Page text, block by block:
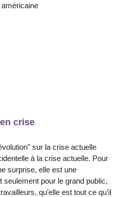
américaine
crise
sur la crise actuelle
à la crise actuelle. Pour
surprise, elle est une
seulement pour le grand public,
qu’elle est tout ce qu’il